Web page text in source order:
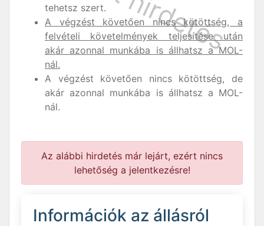
tehetsz szert.
A végzést követően nincs kötöttség, a
felvételi követelmények teljesítése után
akár azonnal munkába is állhatsz a MOL-
nál.
A végzést követően nincs kötöttség, de
akár azonnal munkába is állhatsz a MOL-
nál.
Az alábbi hirdetés már lejárt, ezért nincs
lehetőség a jelentkezésre!
Információk az állásról